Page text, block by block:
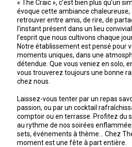
« The Craic », c’est bien plus qu’un
évoque cette ambiance chaleureuse,
retrouver entre amis, de rire, de
l’instant présent dans un lieu
l’esprit que nous cultivons chaque
Notre établissement est pensé pour
moments uniques, dans une
détendue. Que vous veniez en solo,
vous trouverez toujours une bonne
chez nous.
Laissez-vous tenter par un repas
passion, ou par un cocktail
comptoir ou en terrasse. Profitez du
au rythme de nos soirées
sets, événements à thème… Chez
moment est une fête à part entière.